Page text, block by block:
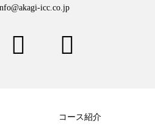
icc.co.jp
コース紹介